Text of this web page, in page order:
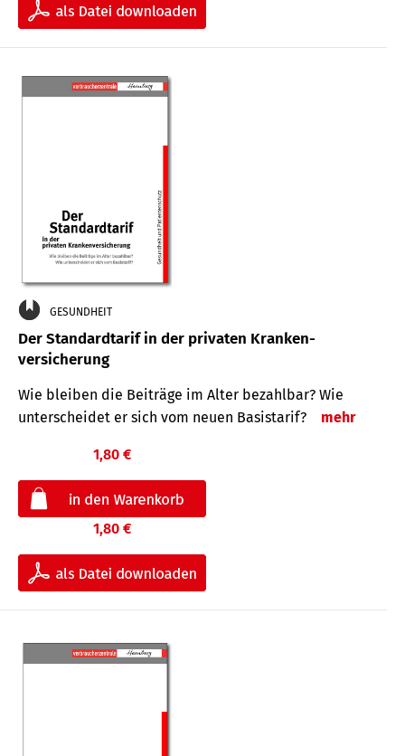
GESUNDHEIT
Der Standard­tarif in der privaten Kranken­
versicherung
Wie bleiben die Beiträge im Alter bezahlbar? Wie
unterscheidet er sich vom neuen Basistarif?
mehr
1,80 €
1,80 €